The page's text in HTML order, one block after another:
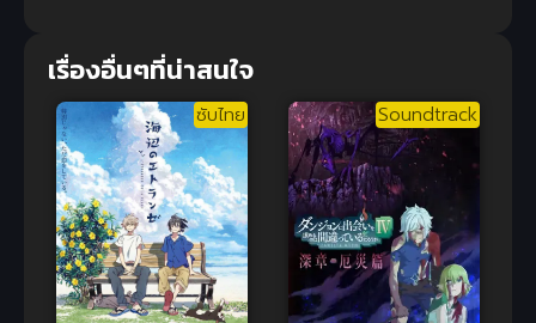
เรื่องอื่นๆที่น่าสนใจ
ซับไทย Soundtrack